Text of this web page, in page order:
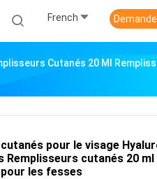
French
Cutanés 20 Ml
pour le visage
Remplisseurs cutanés 20 ml
les fesses